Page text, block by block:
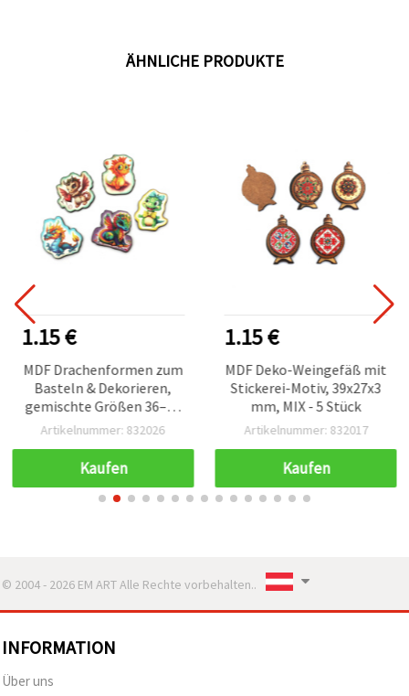
ÄHNLICHE PRODUKTE
1.15 €
MDF Drachenformen zum
Basteln & Dekorieren,
gemischte Größen 36–39
x 31–38 mm – 5er-Pack
Artikelnummer: 832026
Kaufen
1.15 €
MDF Deko-Weingefäß mit
Stickerei-Motiv, 39x27x3
mm, MIX - 5 Stück
Artikelnummer: 832017
Kaufen
© 2004 - 2026 EM ART Alle Rechte vorbehalten..
INFORMATION
Über uns